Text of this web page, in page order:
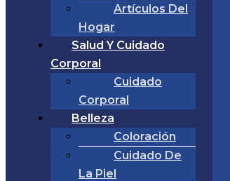
Artículos Del
Hogar
Salud Y Cuidado
Corporal
Cuidado
Corporal
Belleza
Coloración
Cuidado De
La Piel